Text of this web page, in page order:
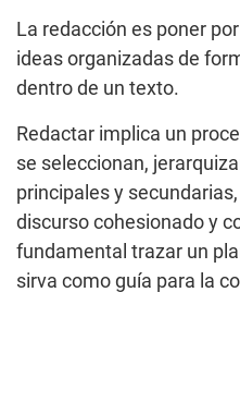
La redacción es poner
ideas organizadas de
dentro de un texto.
Redactar implica un
se seleccionan,
principales y
discurso cohesionado y
fundamental trazar un
sirva como guía para la